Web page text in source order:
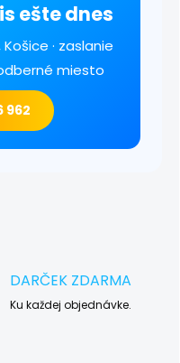
ešte dnes
· zaslanie
miesto
962
DARČEK ZDARMA
Ku každej objednávke.